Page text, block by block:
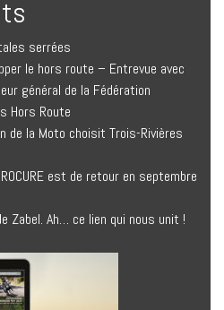
serrées
le hors route – Entrevue avec
général de la Fédération
Hors Route
de la Moto choisit Trois-Rivières
est de retour en septembre
Zabel. Ah… ce lien qui nous unit !